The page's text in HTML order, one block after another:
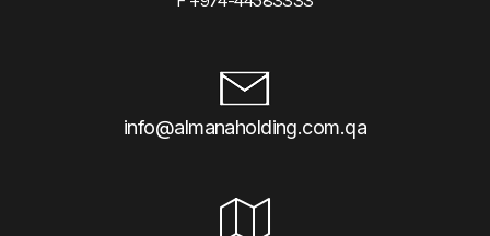
info@almanaholding.com.qa